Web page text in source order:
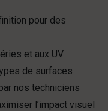
pour des
et aux UV
de surfaces
nos techniciens
l’impact visuel